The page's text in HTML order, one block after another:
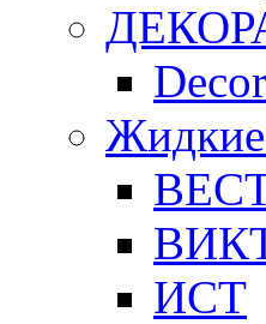
ИСТ